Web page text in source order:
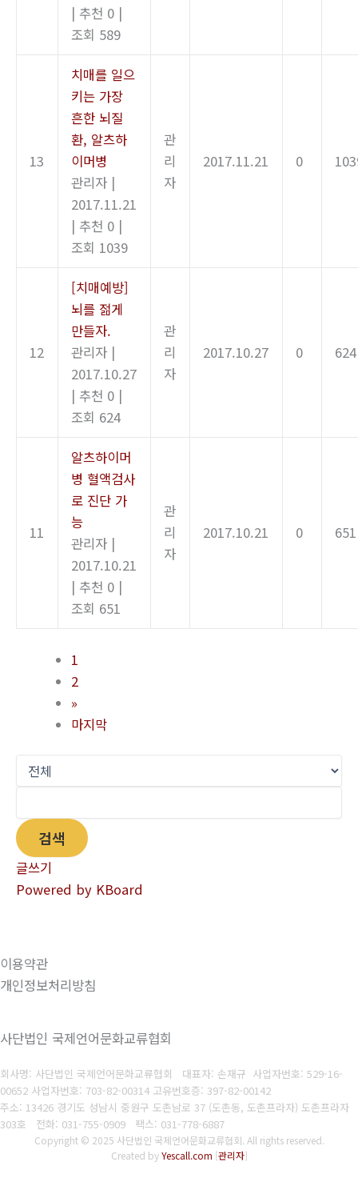
| 추천 0 |
조회 589
13
치매를 일으
키는 가장
흔한 뇌질
환, 알츠하
이머병
관리자 |
2017.11.21
| 추천 0 |
조회 1039
관
리
자
2017.11.21 0
12
[치매예방]
뇌를 젊게
만들자.
관리자 |
2017.10.27
| 추천 0 |
조회 624
관
리
자
2017.10.27 0 624
11
알츠하이머
병 혈액검사
로 진단 가
능
관리자 |
2017.10.21
| 추천 0 |
조회 651
관
리
자
2017.10.21 0 651
1
2
»
마지막
검색
글쓰기
Powered by KBoard
이용약관
개인정보처리방침
사단법인 국제언어문화교류협회
회사명: 사단법인 국제언어문화교류협회 대표자: 손재규 사업자번호: 529-16-
00652 사업자번호: 703-82-00314 고유번호증: 397-82-00142
주소: 13426 경기도 성남시 중원구 도촌남로 37 (도촌동, 도촌프라자) 도촌프라자
303호 전화: 031-755-0909 팩스: 031-778-6887
Copyright © 2025 사단법인 국제언어문화교류협회. All rights reserved.
Created byYescall.com [관리자]